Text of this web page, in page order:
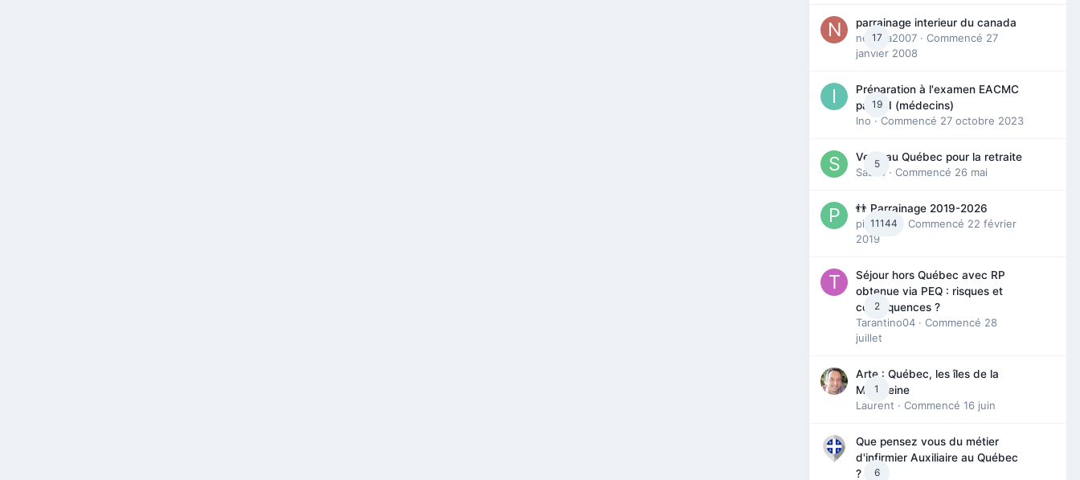
17
parrainage interieur du canada
nedjma2007 · Commencé 27
janvier 2008
19
Préparation à l'examen EACMC
partie I (médecins)
Ino · Commencé 27 octobre 2023
5
Venir au Québec pour la retraite
Sab74 · Commencé 26 mai
11144
👬 Parrainage 2019-2026
piinoush
· Commencé 22 février
2019
2
Séjour hors Québec avec RP
obtenue via PEQ : risques et
conséquences ?
Tarantino04 · Commencé 28
juillet
1
Arte : Québec, les îles de la
Madeleine
Laurent · Commencé 16 juin
6
Que pensez vous du métier
d'infirmier Auxiliaire au Québec
?